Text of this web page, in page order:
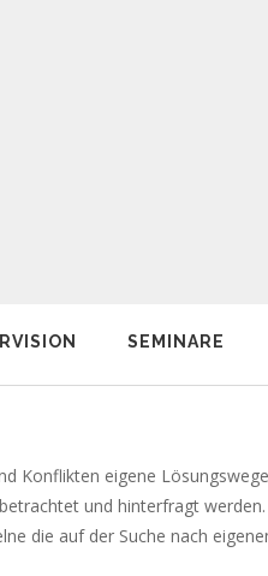
SEMINARE
Konflikten eigene
und hinterfragt
die auf der Suche nach